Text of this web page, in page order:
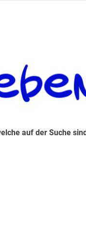
auf der Suche